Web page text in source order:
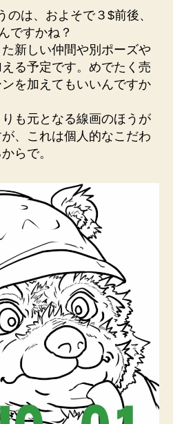
は、およそで３$前後、
ですかね？
新しい仲間や別ポーズや
る予定です。めでたく売
を加えてもいいんですか
も元となる線画のほうが
、これは個人的なこだわ
らで。